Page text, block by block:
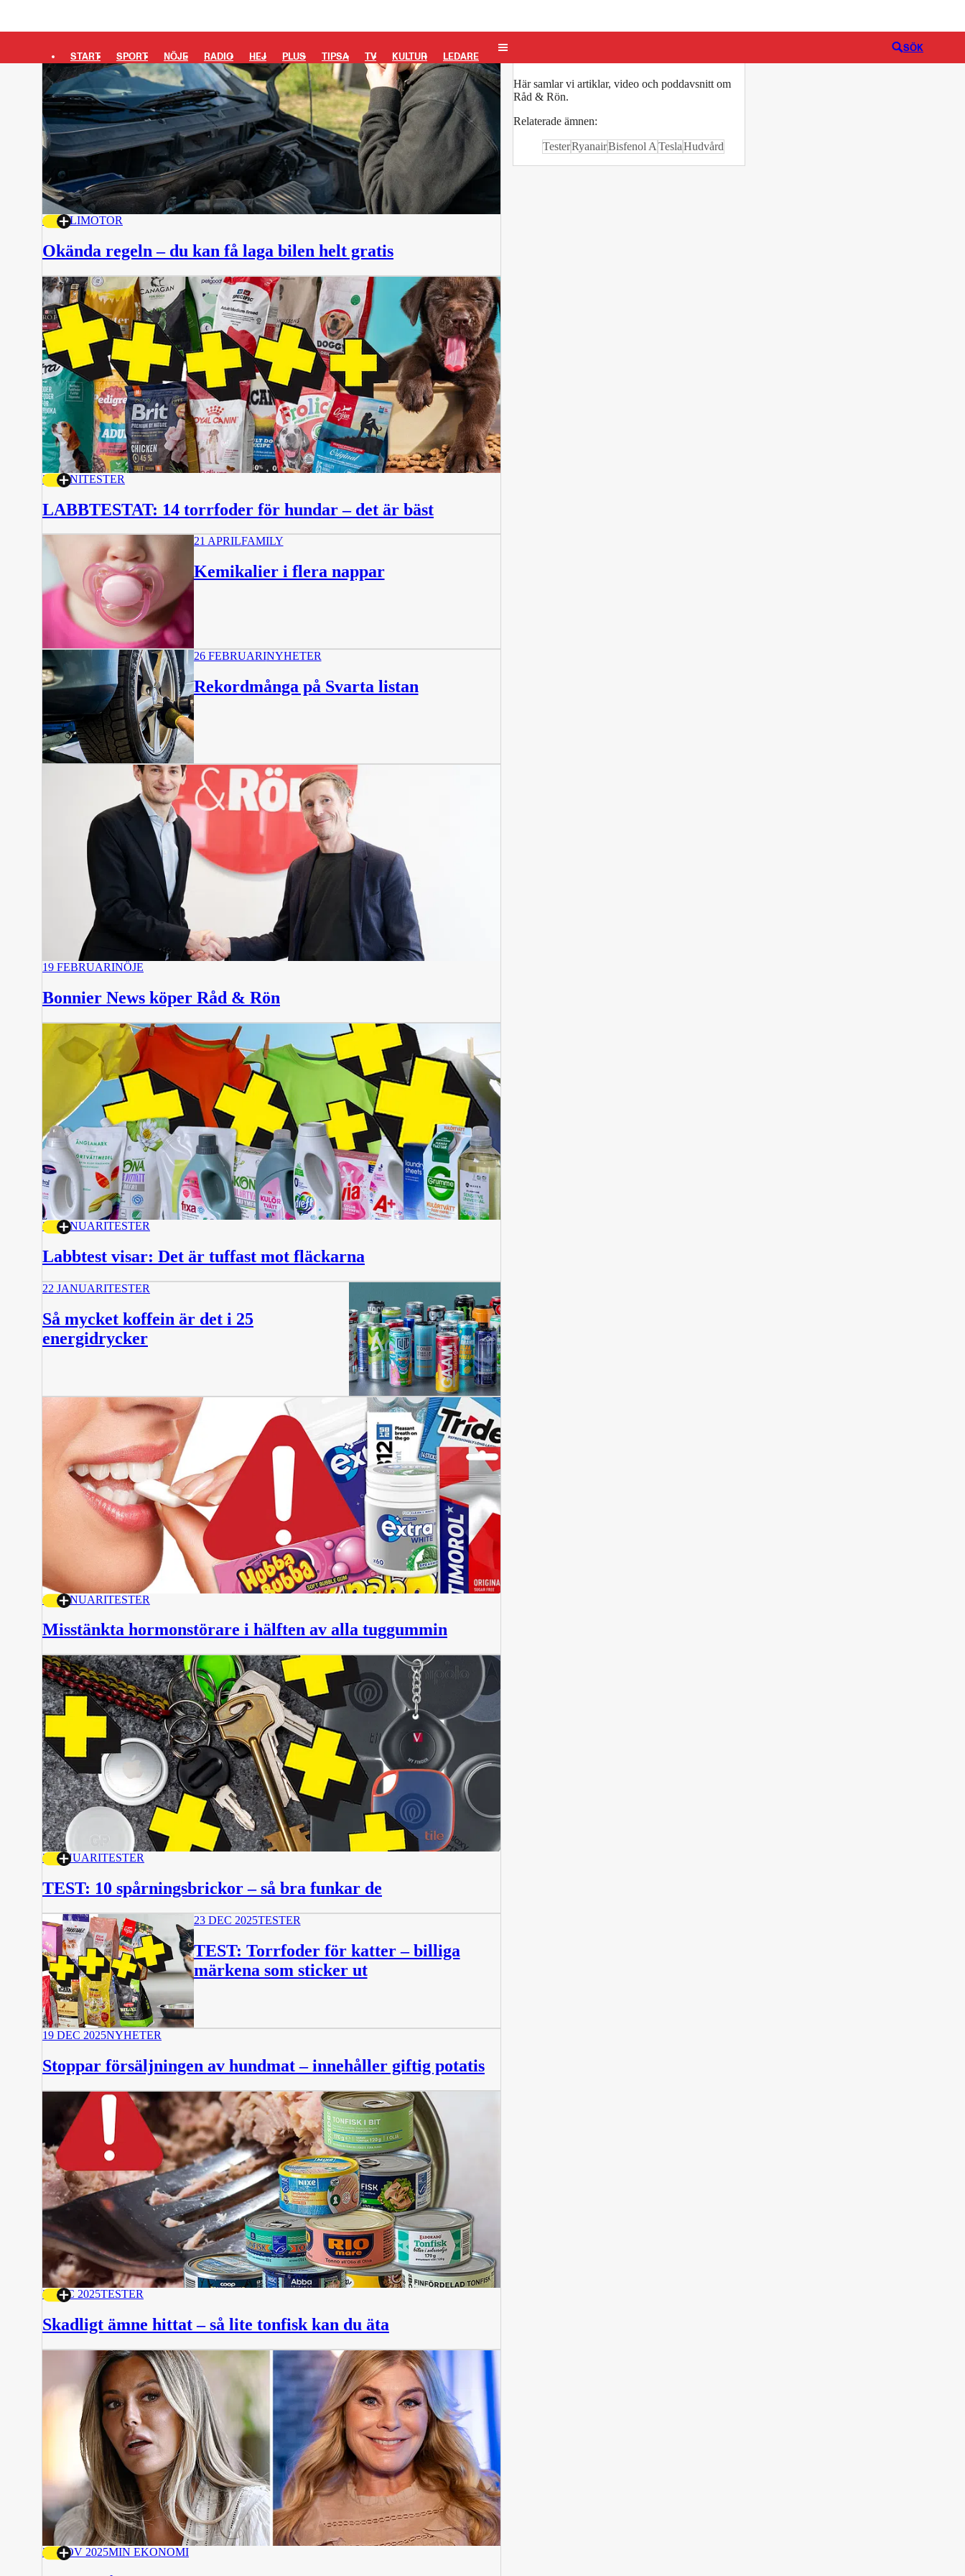
START SPORT NÖJE RADIO HEJ PLUS TIPSA TV KULTUR LEDARE
SÖK
Här samlar vi artiklar, video och poddavsnitt om
Råd & Rön.
Relaterade ämnen:
TesterRyanairBisfenol A TeslaHudvård
13 JULIMOTOR
Okända regeln – du kan få laga bilen helt gratis
30 JUNITESTER
LABBTESTAT: 14 torrfoder för hundar – det är bäst
21 APRILFAMILY
Kemikalier i flera nappar
26 FEBRUARINYHETER
Rekordmånga på Svarta listan
19 FEBRUARINÖJE
Bonnier News köper Råd & Rön
30 JANUARITESTER
Labbtest visar: Det är tuffast mot fläckarna
22 JANUARITESTER
Så mycket koffein är det i 25
energidrycker
15 JANUARITESTER
Misstänkta hormonstörare i hälften av alla tuggummin
2 JANUARITESTER
TEST: 10 spårningsbrickor – så bra funkar de
23 DEC 2025TESTER
TEST: Torrfoder för katter – billiga
märkena som sticker ut
19 DEC 2025NYHETER
Stoppar försäljningen av hundmat – innehåller giftig potatis
3 DEC 2025TESTER
Skadligt ämne hittat – så lite tonfisk kan du äta
27 NOV 2025MIN EKONOMI